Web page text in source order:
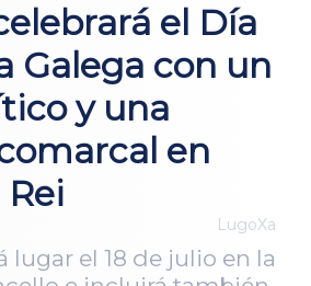
el Día
Galega con un
y una
en
Rei
LugoXa
lugar el 18 de julio en la